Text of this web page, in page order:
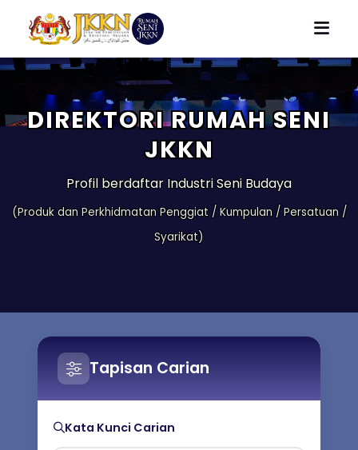
DIREKTORI RUMAH SENI
JKKN
Profil berdaftar Industri Seni Budaya
(Produk dan Perkhidmatan Penggiat / Kumpulan / Persatuan /
Syarikat)
Tapisan Carian
Kata Kunci Carian